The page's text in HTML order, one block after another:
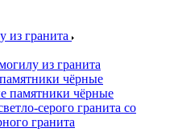
из гранита
из гранита
чёрные
памятники чёрные
серого гранита со
гранита